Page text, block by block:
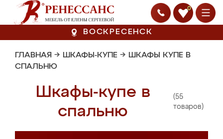
0
ВОСКРЕСЕНСК
ГЛАВНАЯ → ШКАФЫ-КУПЕ → ШКАФЫ КУПЕ В
СПАЛЬНЮ
Шкафы-купе в
спальню
(55
товаров)